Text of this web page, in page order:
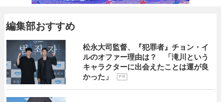
編集部おすすめ
松永大司監督、『犯罪者』チョン・イ
ルのオファー理由は？ 「滝川という
キャラクターに出会えたことは運が良
かった」
P R